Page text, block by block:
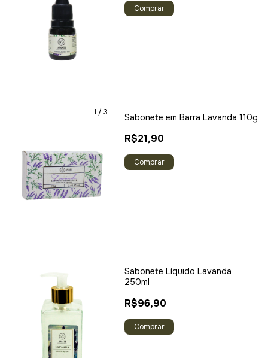
1 / 3 Sabonete em Barra Lavanda 110g
R$21,90
Sabonete Líquido Lavanda
250ml
R$96,90